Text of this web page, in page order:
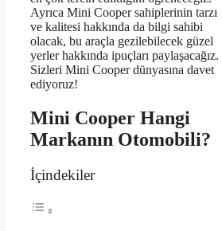
Ayrıca Mini Cooper sahiplerinin tarzı
ve kalitesi hakkında da bilgi sahibi
olacak, bu araçla gezilebilecek güzel
yerler hakkında ipuçları paylaşacağız.
Sizleri Mini Cooper dünyasına davet
ediyoruz!
Mini Cooper Hangi
Markanın Otomobili?
İçindekiler